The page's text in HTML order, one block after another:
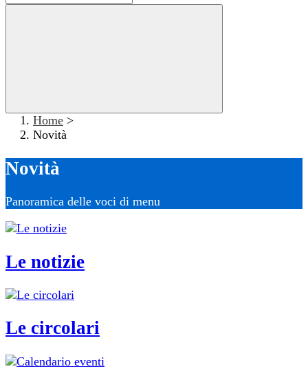
Home >
Novità
Novità
Panoramica delle voci di menu
Le notizie
Le circolari